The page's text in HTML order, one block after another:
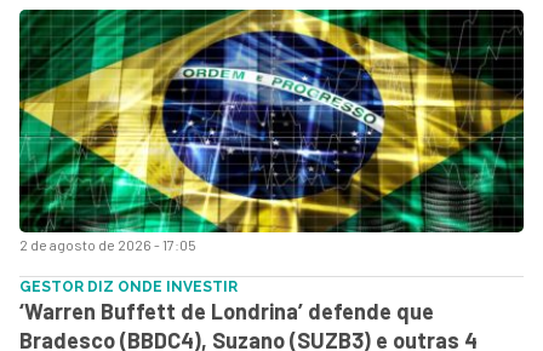
2 de agosto de 2026 - 17:05
GESTOR DIZ ONDE INVESTIR
‘Warren Buffett de Londrina’ defende que
Bradesco (BBDC4), Suzano (SUZB3) e outras 4